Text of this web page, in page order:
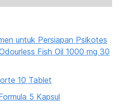
untuk Persiapan Psikotes
Fish Oil 1000 mg 30
10 Tablet
5 Kapsul